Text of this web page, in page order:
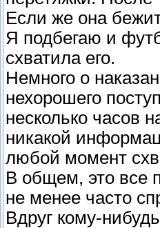
Если же она
Я подбегаю и
схватила его.
Немного о
нехорошего
несколько часов
никакой
любой момент
В общем, это все
не менее часто
Вдруг кому-